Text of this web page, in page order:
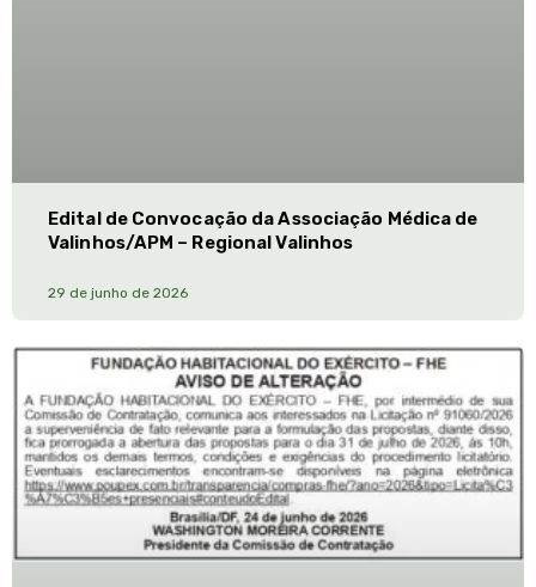
Edital de Convocação da Associação Médica de
Valinhos/APM – Regional Valinhos
29 de junho de 2026